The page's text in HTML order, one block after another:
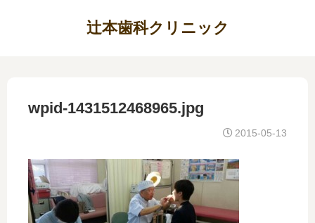
辻本歯科クリニック
wpid-1431512468965.jpg
2015-05-13